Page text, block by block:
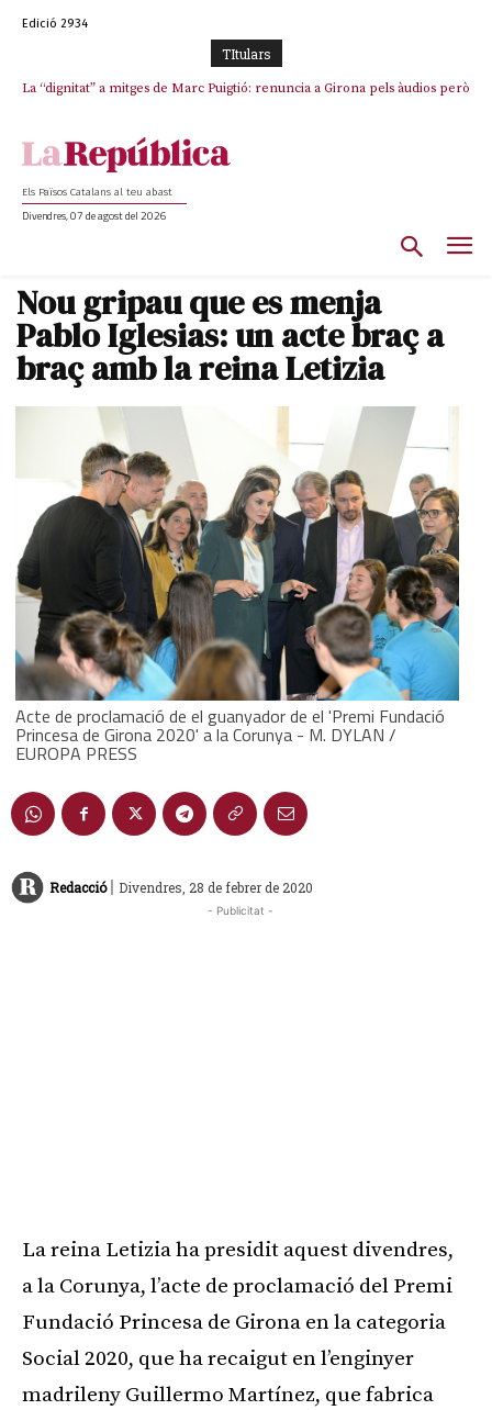
Edició 2934
TItulars
La “dignitat” a mitges de Marc Puigtió: renuncia a Girona pels àudios però
Els Països Catalans al teu abast
Divendres, 07 de agost del 2026
Nou gripau que es menja
Pablo Iglesias: un acte braç a
braç amb la reina Letizia
Acte de proclamació de el guanyador de el 'Premi Fundació
Princesa de Girona 2020' a la Corunya - M. DYLAN /
EUROPA PRESS
Redacció | Divendres, 28 de febrer de 2020
- Publicitat -
La reina Letizia ha presidit aquest divendres,
a la Corunya, l’acte de proclamació del Premi
Fundació Princesa de Girona en la categoria
Social 2020, que ha recaigut en l’enginyer
madrileny Guillermo Martínez, que fabrica